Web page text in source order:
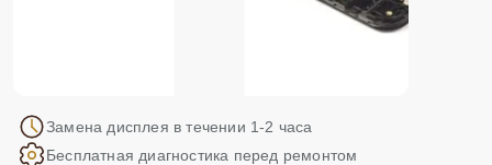
Замена дисплея в течении 1-2 часа
Бесплатная диагностика перед ремонтом